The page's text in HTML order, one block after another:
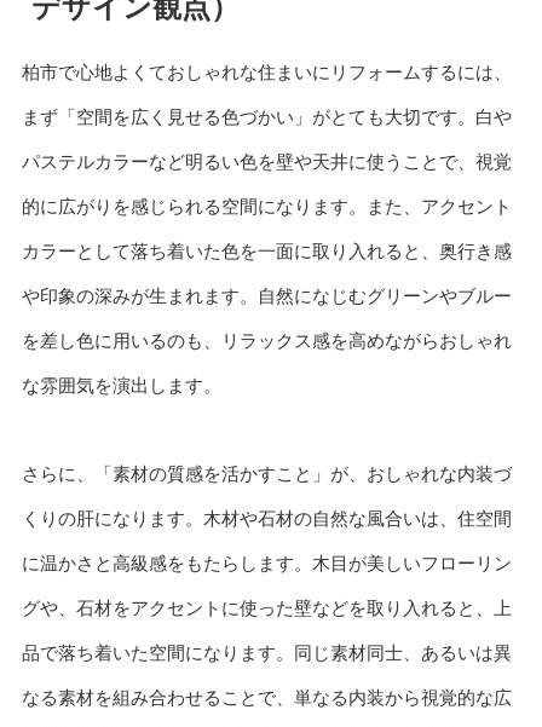
デザイン観点）
柏市で心地よくておしゃれな住まいにリフォームするには、
まず「空間を広く見せる色づかい」がとても大切です。白や
パステルカラーなど明るい色を壁や天井に使うことで、視覚
的に広がりを感じられる空間になります。また、アクセント
カラーとして落ち着いた色を一面に取り入れると、奥行き感
や印象の深みが生まれます。自然になじむグリーンやブルー
を差し色に用いるのも、リラックス感を高めながらおしゃれ
な雰囲気を演出します。
さらに、「素材の質感を活かすこと」が、おしゃれな内装づ
くりの肝になります。木材や石材の自然な風合いは、住空間
に温かさと高級感をもたらします。木目が美しいフローリン
グや、石材をアクセントに使った壁などを取り入れると、上
品で落ち着いた空間になります。同じ素材同士、あるいは異
なる素材を組み合わせることで、単なる内装から視覚的な広